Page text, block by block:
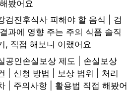
봤어요
검진후식사 피해야 할 음식 | 검
과에 영향 주는 주의 식품 솔직
, 직접 해보니 이랬어요
공인손실보상 제도 | 손실보상
| 신청 방법 | 보상 범위 | 처리
| 주의사항 | 활용법 직접 해봤어